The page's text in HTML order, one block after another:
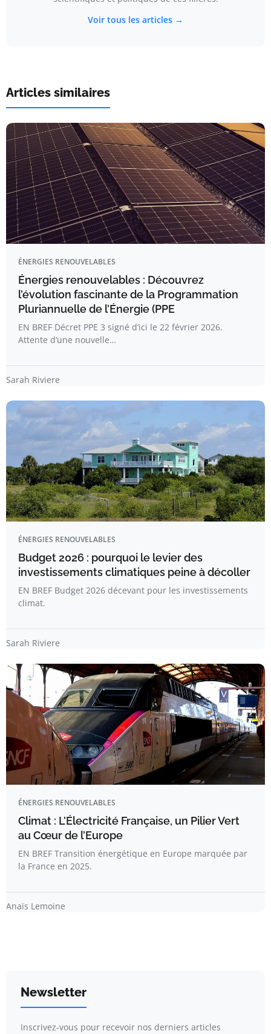
Voir tous les articles →
Articles similaires
ÉNERGIES RENOUVELABLES
Énergies renouvelables : Découvrez
l’évolution fascinante de la Programmation
Pluriannuelle de l’Énergie (PPE
EN BREF Décret PPE 3 signé d’ici le 22 février 2026.
Attente d’une nouvelle…
Sarah Riviere
ÉNERGIES RENOUVELABLES
Budget 2026 : pourquoi le levier des
investissements climatiques peine à décoller
EN BREF Budget 2026 décevant pour les investissements
climat.
Sarah Riviere
ÉNERGIES RENOUVELABLES
Climat : L’Électricité Française, un Pilier Vert
au Cœur de l’Europe
EN BREF Transition énergétique en Europe marquée par
la France en 2025.
Anaïs Lemoine
Newsletter
Inscrivez-vous pour recevoir nos derniers articles